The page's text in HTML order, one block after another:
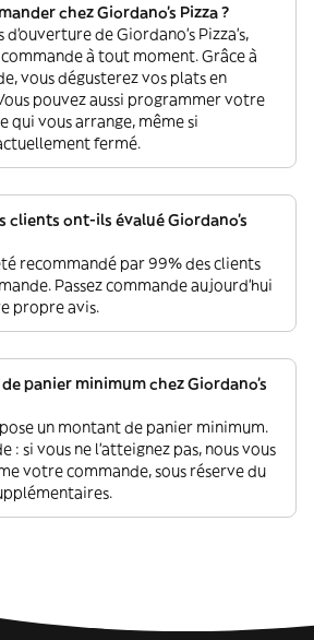
chez Giordano's Pizza ?
de Giordano's Pizza’s,
à tout moment. Grâce à
vous dégusterez vos plats en
pouvez aussi programmer votre
qui vous arrange, même si
fermé.
clients ont-ils évalué Giordano's
recommandé par 99% des clients
Passez commande aujourd'hui
propre avis.
panier minimum chez Giordano's
un montant de panier minimum.
: si vous ne l'atteignez pas, nous vous
votre commande, sous réserve du